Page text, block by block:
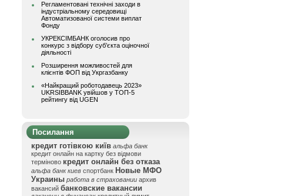
Регламентовані технічні заходи в
індустріальному середовищі
Автоматизованої системи виплат
Фонду
УКРЕКСІМБАНК оголосив про
конкурс з відбору суб’єкта оціночної
діяльності
Розширення можливостей для
клієнтів ФОП від Укргазбанку
«Найкращий роботодавець 2023»
UKRSIBBANK увійшов у ТОП-5
рейтингу від UGEN
Посилання
кредит готівкою київ альфа банк
кредит онлайн на картку без відмови
терміново кредит онлайн без отказа
альфа банк киев спортбанк Новые МФО
Украины работа в страховании архив
вакансий банковские вакансии